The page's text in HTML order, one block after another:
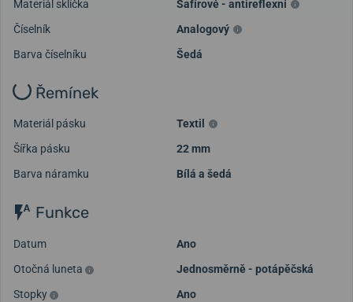
Materiál sklíčka
Safírové - antireflexní
Číselník
Analogový
Barva číselníku
Šedá
Řemínek
Materiál pásku
Textil
Šířka pásku
22 mm
Barva náramku
Bílá a šedá
Funkce
Datum
Ano
Otočná luneta
Jednosměrně - potápěčská
Stopky
Ano